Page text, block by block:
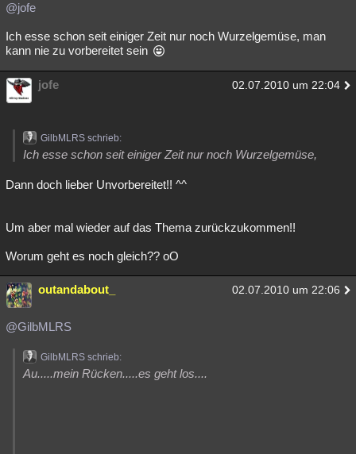
@jofe
Ich esse schon seit einiger Zeit nur noch Wurzelgemüse, man
kann nie zu vorbereitet sein
jofe 02.07.2010 um 22:04
GilbMLRS schrieb:
Ich esse schon seit einiger Zeit nur noch Wurzelgemüse,
Dann doch lieber Unvorbereitet!! ^^
Um aber mal wieder auf das Thema zurückzukommen!!
Worum geht es noch gleich?? oO
outandabout_ 02.07.2010 um 22:06
@GilbMLRS
GilbMLRS schrieb:
Au.....mein Rücken.....es geht los....